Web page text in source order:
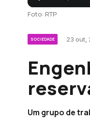
Foto: RTP
SOCIEDADE 23 out,
Um grupo de